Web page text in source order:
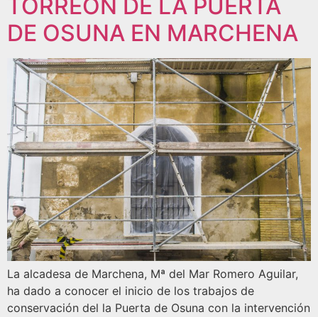
TORREÓN DE LA PUERTA
DE OSUNA EN MARCHENA
La alcadesa de Marchena, Mª del Mar Romero Aguilar,
ha dado a conocer el inicio de los trabajos de
conservación del la Puerta de Osuna con la intervención